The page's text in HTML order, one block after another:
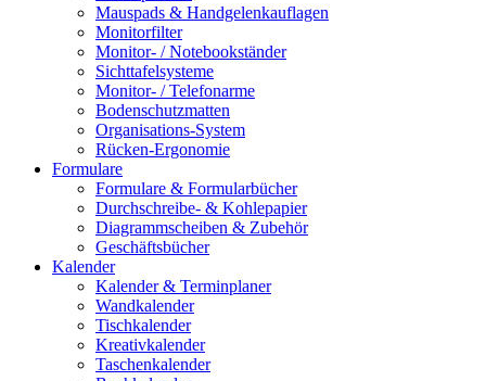
Mauspads & Handgelenkauflagen
Monitorfilter
Monitor- / Notebookständer
Sichttafelsysteme
Monitor- / Telefonarme
Bodenschutzmatten
Organisations-System
Rücken-Ergonomie
Formulare
Formulare & Formularbücher
Durchschreibe- & Kohlepapier
Diagrammscheiben & Zubehör
Geschäftsbücher
Kalender
Kalender & Terminplaner
Wandkalender
Tischkalender
Kreativkalender
Taschenkalender